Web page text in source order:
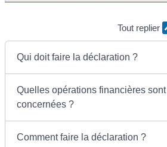
Tout replier
Qui doit faire la déclaration ?
Quelles opérations financières sont
concernées ?
Comment faire la déclaration ?